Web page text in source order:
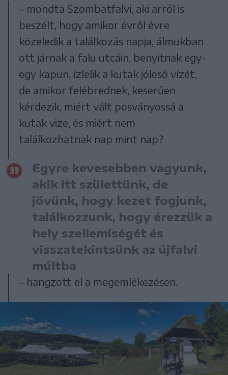
– mondta Szombatfalvi, aki arról is
beszélt, hogy amikor évről évre
közeledik a találkozás napja, álmukban
ott járnak a falu utcáin, benyitnak egy-
egy kapun, ízlelik a kutak jóleső vízét,
de amikor felébrednek, keserűen
kérdezik, miért vált posványossá a
kutak vize, és miért nem
találkozhatnak nap mint nap?
Egyre kevesebben vagyunk,
akik itt születtünk, de
jövünk, hogy kezet fogjunk,
találkozzunk, hogy érezzük a
hely szellemiségét és
visszatekintsünk az újfalvi
múltba
– hangzott el a megemlékezésen.